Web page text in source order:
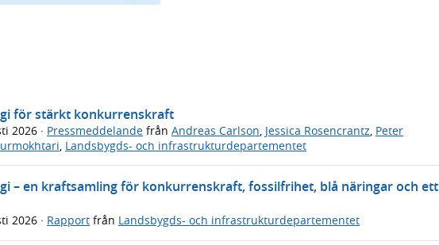
för stärkt konkurrenskraft
2026 · Pressmeddelande från Andreas Carlson Jessica Rosencrantz Peter
Landsbygds- och infrastrukturdepartementet
– en kraftsamling för konkurrenskraft, fossilfrihet, blå näringar och ett
2026 · Rapport från Landsbygds- och infrastrukturdepartementet